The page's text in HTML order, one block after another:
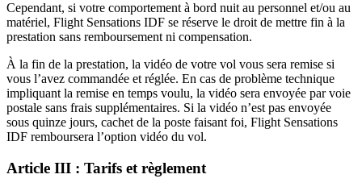
Cependant, si votre comportement à bord nuit au personnel et/ou au
matériel, Flight Sensations IDF se réserve le droit de mettre fin à la
prestation sans remboursement ni compensation.
À la fin de la prestation, la vidéo de votre vol vous sera remise si
vous l’avez commandée et réglée. En cas de problème technique
impliquant la remise en temps voulu, la vidéo sera envoyée par voie
postale sans frais supplémentaires. Si la vidéo n’est pas envoyée
sous quinze jours, cachet de la poste faisant foi, Flight Sensations
IDF remboursera l’option vidéo du vol.
Article III : Tarifs et règlement